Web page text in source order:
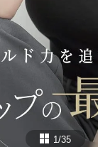
1/35